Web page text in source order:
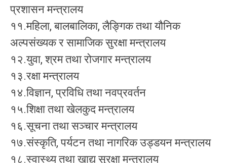
प्रशासन मन्त्रालय
११.महिला, बालबालिका, लैङ्गिक तथा यौनिक
अल्पसंख्यक र सामाजिक सुरक्षा मन्त्रालय
१२.युवा, श्रम तथा रोजगार मन्त्रालय
१३.रक्षा मन्त्रालय
१४.विज्ञान, प्रविधि तथा नवप्रवर्तन
१५.शिक्षा तथा खेलकुद मन्त्रालय
१६.सूचना तथा सञ्‍चार मन्त्रालय
१७.संस्कृति, पर्यटन तथा नागरिक उड्डयन मन्त्रालय
१८.स्वास्थ्य तथा खाद्य सुरक्षा मन्त्रालय